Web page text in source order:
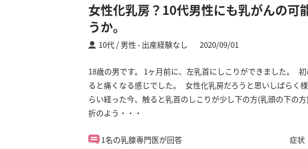
女性化乳房？10代男性にも乳がんの可
うか。
10代 / 男性 出産経験なし 2020/09/01
18歳の男です。 1ヶ月前に、左乳首にしこりができました。
ると痛くなる感じでした。 女性化乳房だろうと思いしばらく
らい経った今、触ると乳首のしこりが少し下の方(乳頭の下の
折のよう・・・
症状
1名の乳腺専門医が回答